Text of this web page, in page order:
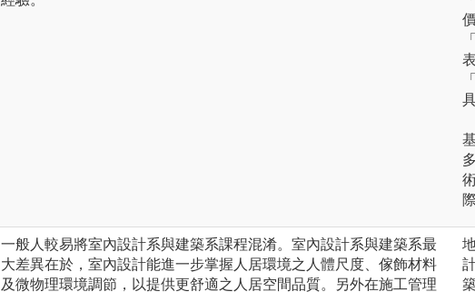
一般人較易將室內設計系與建築系課程混淆。室內設計系與建築系最
大差異在於，室內設計能進一步掌握人居環境之人體尺度、傢飾材料
及微物理環境調節，以提供更舒適之人居空間品質。另外在施工管理